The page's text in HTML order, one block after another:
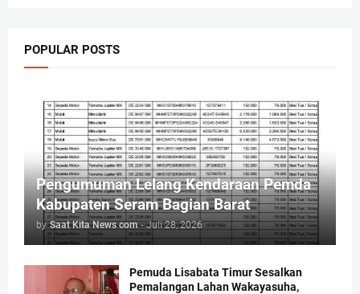
POPULAR POSTS
Pengumuman Lelang Kendaraan Pemda
Kabupaten Seram Bagian Barat
by Saat Kita News com - Juli 28, 2026
Pemuda Lisabata Timur Sesalkan
Pemalangan Lahan Wakayasuha,